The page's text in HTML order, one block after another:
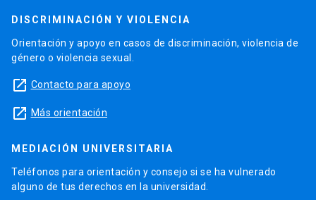
DISCRIMINACIÓN Y VIOLENCIA
Orientación y apoyo en casos de discriminación, violencia de
género o violencia sexual.
launch Contacto para apoyo
launch Más orientación
MEDIACIÓN UNIVERSITARIA
Teléfonos para orientación y consejo si se ha vulnerado
alguno de tus derechos en la universidad.